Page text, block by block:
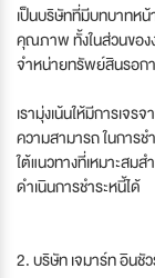
เป็นบริษัทที่มีบทบาทห
คุณภาพ ทั้งในส่วนของ
จำหน่ายทรัพย์สินรอก
เรามุ่งเน้นให้มีการเจ
ความสามารถ ในการ
ใต้แนวทางที่เหมาะสม
ดำเนินการชำระหนี้ได้
2. บริษัท เจมาร์ท อินชั